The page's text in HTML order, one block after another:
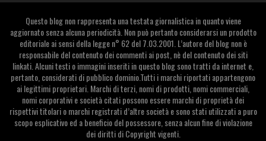
Questo blog non rappresenta una testata giornalistica in quanto viene
aggiornato senza alcuna periodicità. Non può pertanto considerarsi un prodotto
editoriale ai sensi della legge n° 62 del 7.03.2001. L’autore del blog non è
responsabile del contenuto dei commenti ai post, nè del contenuto dei siti
linkati. Alcuni testi o immagini inseriti in questo blog sono tratti da internet e,
pertanto, considerati di pubblico dominio.Tutti i marchi riportati appartengono
ai legittimi proprietari. Marchi di terzi, nomi di prodotti, nomi commerciali,
nomi corporativi e società citati possono essere marchi di proprietà dei
rispettivi titolari o marchi registrati d’altre società e sono stati utilizzati a puro
scopo esplicativo ed a beneficio del possessore, senza alcun fine di violazione
dei diritti di Copyright vigenti.